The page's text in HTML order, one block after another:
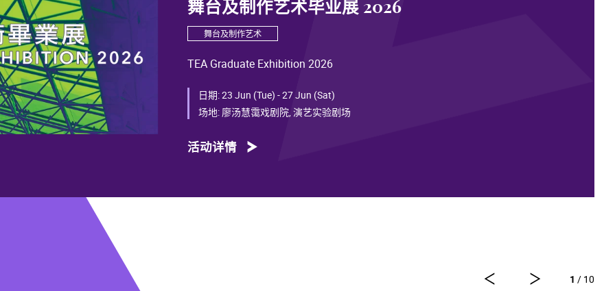
舞台及制作艺术毕业展 2026
舞台及制作艺术
TEA Graduate Exhibition 2026
日期:23 Jun (Tue) - 27 Jun (Sat)
场地: 廖汤慧霭戏剧院, 演艺实验剧场
活动详情
1 / 10